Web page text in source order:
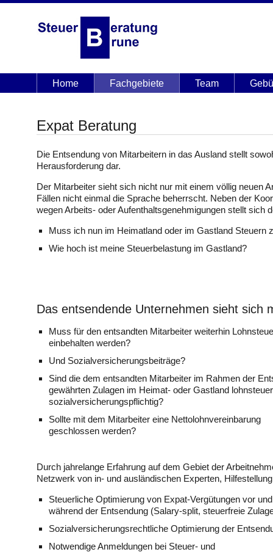
Home Fachgebiete Team
Expat Beratung
Die Entsendung von Mitarbeitern in das Ausland stellt
Herausforderung dar.
Der Mitarbeiter sieht sich nicht nur mit einem völlig neuen
Fällen nicht einmal die Sprache beherrscht. Neben der
wegen Arbeits- oder Aufenthaltsgenehmigungen stellt sich
Muss ich nun im Heimatland oder im Gastland Steuern
Wie hoch ist meine Steuerbelastung im Gastland?
Das entsendende Unternehmen sieht sich
Muss für den entsandten Mitarbeiter weiterhin
einbehalten werden?
Und Sozialversicherungsbeiträge?
Sind die dem entsandten Mitarbeiter im Rahmen der
gewährten Zulagen im Heimat- oder Gastland
sozialversicherungspflichtig?
Sollte mit dem Mitarbeiter eine Nettolohnvereinbarung
geschlossen werden?
Durch jahrelange Erfahrung auf dem Gebiet der
Netzwerk von in- und ausländischen Experten,
Steuerliche Optimierung von Expat-Vergütungen vor und
während der Entsendung (Salary-split, steuerfreie
Sozialversicherungsrechtliche Optimierung der
Notwendige Anmeldungen bei Steuer- und